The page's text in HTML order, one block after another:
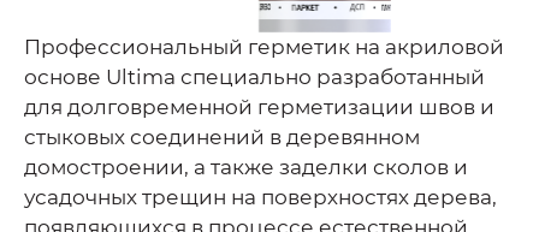
Профессиональный герметик на акриловой
основе Ultima специально разработанный
для долговременной герметизации швов и
стыковых соединений в деревянном
домостроении, а также заделки сколов и
усадочных трещин на поверхностях дерева,